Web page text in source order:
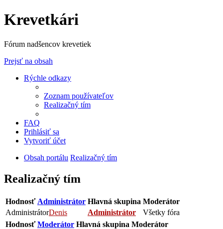
Krevetkári
Fórum nadšencov krevetiek
Prejsť na obsah
Rýchle odkazy
Zoznam používateľov
Realizačný tím
FAQ
Prihlásiť sa
Vytvoriť účet
Obsah portálu Realizačný tím
Realizačný tím
Hodnosť Administrátor Hlavná skupina Moderátor
AdministrátorDenis Administrátor
Všetky fóra
HodnosťModerátor Hlavná skupina Moderátor